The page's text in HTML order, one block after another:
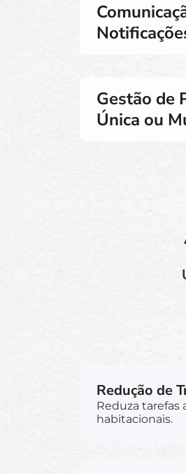
Gestão de
Única ou
Redução de
Reduza tarefas
habitacionais.